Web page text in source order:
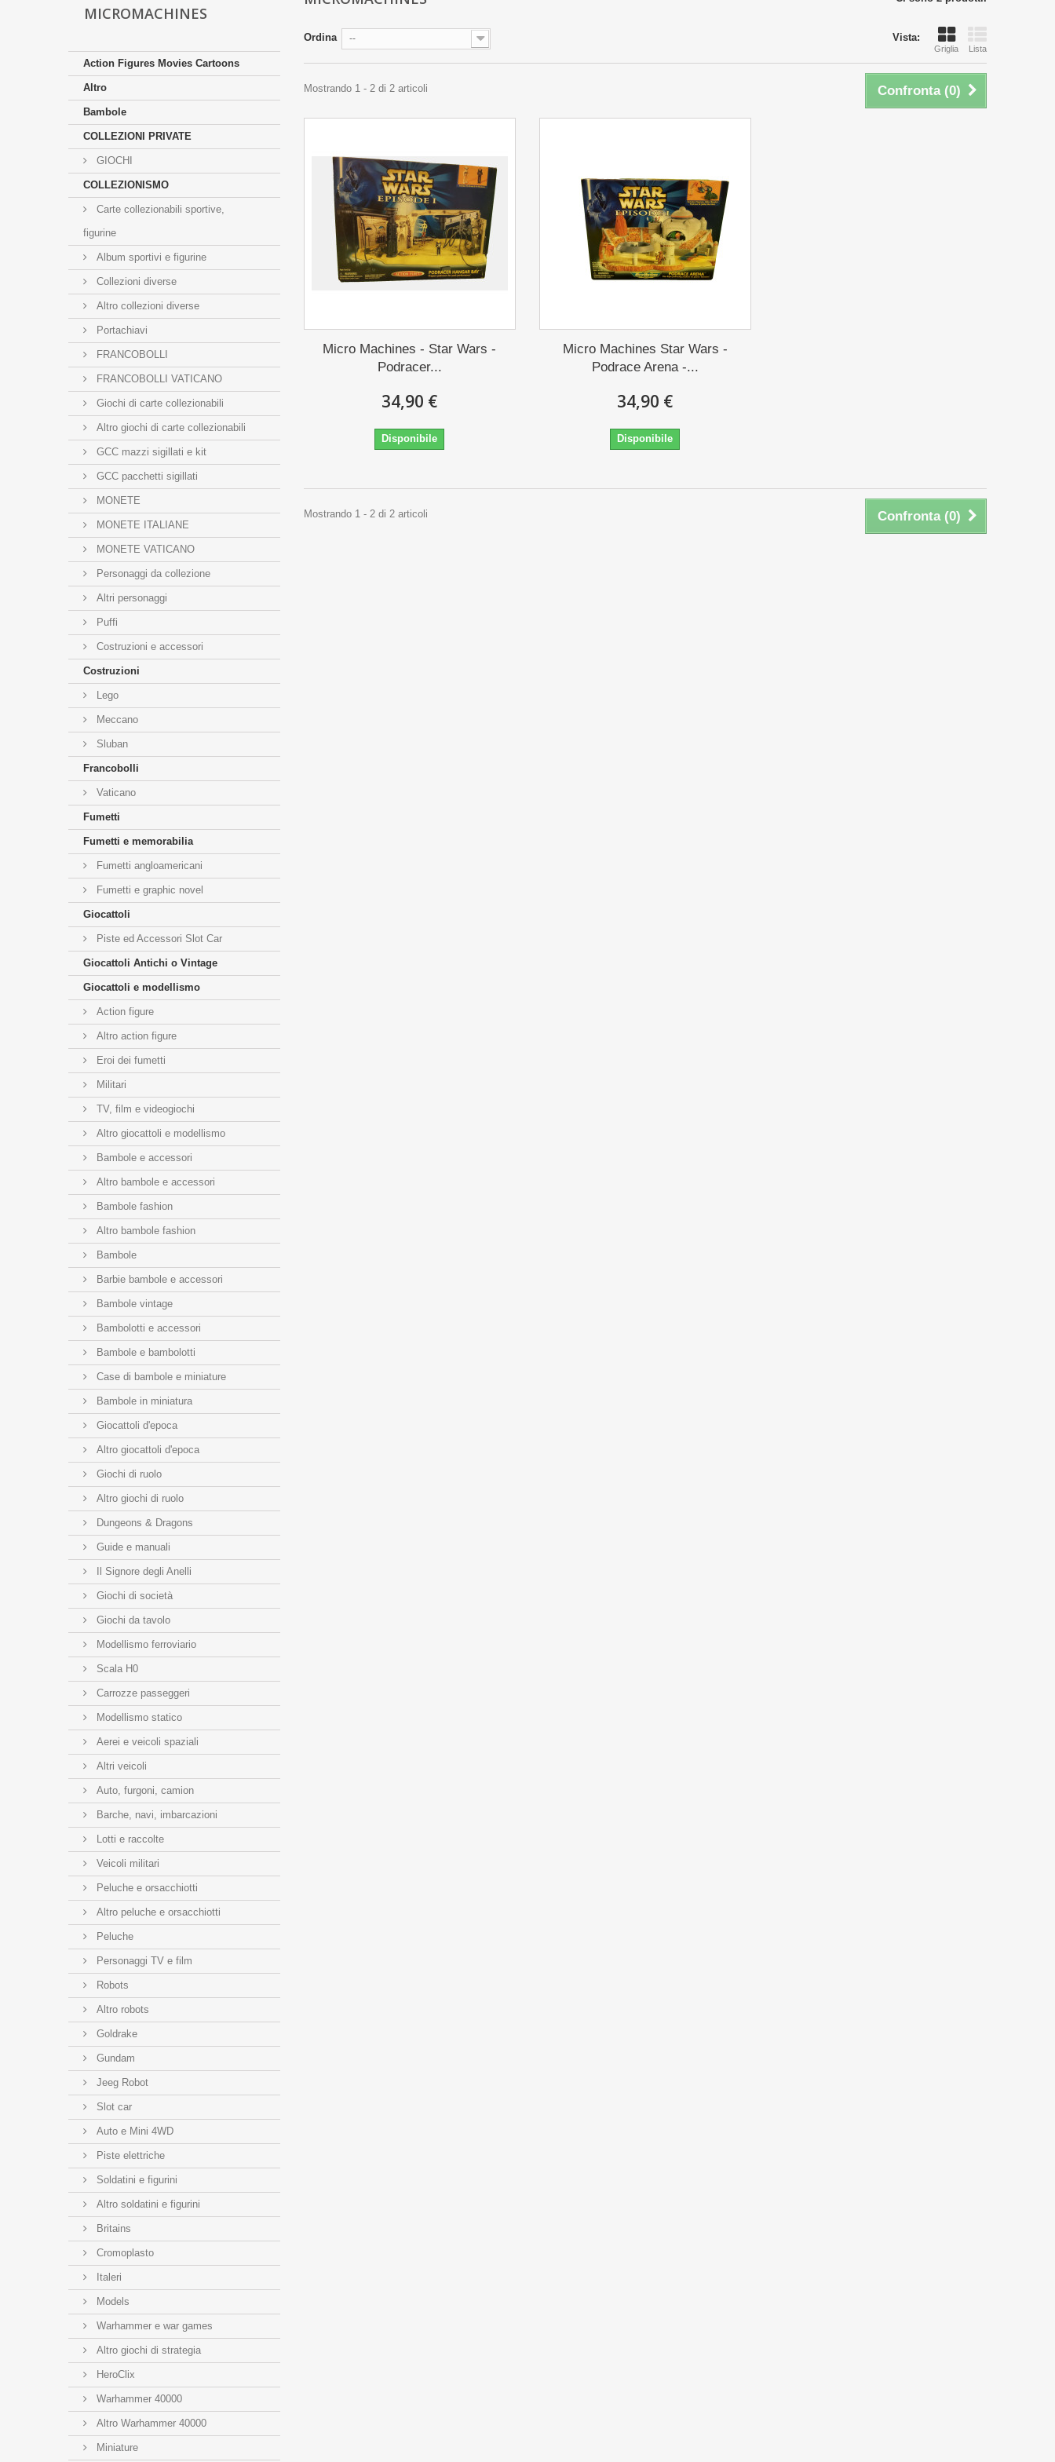
MICROMACHINES
Action Figures Movies Cartoons
Altro
Bambole
COLLEZIONI PRIVATE
GIOCHI
COLLEZIONISMO
Carte collezionabili sportive,
figurine
Album sportivi e figurine
Collezioni diverse
Altro collezioni diverse
Portachiavi
FRANCOBOLLI
FRANCOBOLLI VATICANO
Giochi di carte collezionabili
Altro giochi di carte collezionabili
GCC mazzi sigillati e kit
GCC pacchetti sigillati
MONETE
MONETE ITALIANE
MONETE VATICANO
Personaggi da collezione
Altri personaggi
Puffi
Costruzioni e accessori
Costruzioni
Lego
Meccano
Sluban
Francobolli
Vaticano
Fumetti
Fumetti e memorabilia
Fumetti angloamericani
Fumetti e graphic novel
Giocattoli
Piste ed Accessori Slot Car
Giocattoli Antichi o Vintage
Giocattoli e modellismo
Action figure
Altro action figure
Eroi dei fumetti
Militari
TV, film e videogiochi
Altro giocattoli e modellismo
Bambole e accessori
Altro bambole e accessori
Bambole fashion
Altro bambole fashion
Bambole
Barbie bambole e accessori
Bambole vintage
Bambolotti e accessori
Bambole e bambolotti
Case di bambole e miniature
Bambole in miniatura
Giocattoli d'epoca
Altro giocattoli d'epoca
Giochi di ruolo
Altro giochi di ruolo
Dungeons & Dragons
Guide e manuali
Il Signore degli Anelli
Giochi di società
Giochi da tavolo
Modellismo ferroviario
Scala H0
Carrozze passeggeri
Modellismo statico
Aerei e veicoli spaziali
Altri veicoli
Auto, furgoni, camion
Barche, navi, imbarcazioni
Lotti e raccolte
Veicoli militari
Peluche e orsacchiotti
Altro peluche e orsacchiotti
Peluche
Personaggi TV e film
Robots
Altro robots
Goldrake
Gundam
Jeeg Robot
Slot car
Auto e Mini 4WD
Piste elettriche
Soldatini e figurini
Altro soldatini e figurini
Britains
Cromoplasto
Italeri
Models
Warhammer e war games
Altro giochi di strategia
HeroClix
Warhammer 40000
Altro Warhammer 40000
Miniature
Vista:
Griglia Lista
Ordina --
Confronta (0)
Mostrando 1 - 2 di 2 articoli
Micro Machines - Star Wars -
Podracer...
34,90 €
Disponibile
Micro Machines Star Wars -
Podrace Arena -...
34,90 €
Disponibile
Confronta (0)
Mostrando 1 - 2 di 2 articoli